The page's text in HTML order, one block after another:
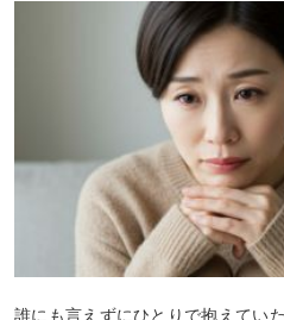
誰にも言えずにひとりで抱えてい